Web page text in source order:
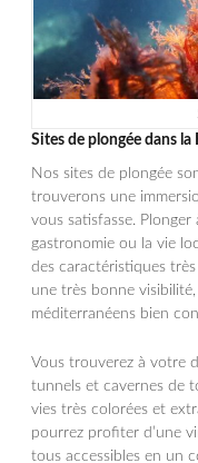
Sites de plongée dans
Nos sites de plongée
trouverons une
vous satisfasse.
gastronomie ou la vie
des caractéristiques
une très bonne
méditerranéens bien
Vous trouverez à votre
tunnels et cavernes de
vies très colorées et
pourrez profiter d’une
tous accessibles en un